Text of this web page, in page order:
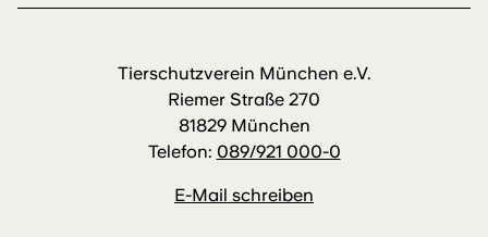
Tierschutzverein München e.V.
Riemer Straße 270
81829 München
Telefon: 089/921 000-0
E-Mail schreiben